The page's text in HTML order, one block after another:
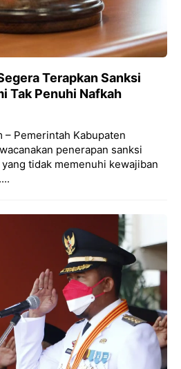
Terapkan Sanksi
Tak Penuhi Nafkah
– Pemerintah Kabupaten
penerapan sanksi
tidak memenuhi kewajiban